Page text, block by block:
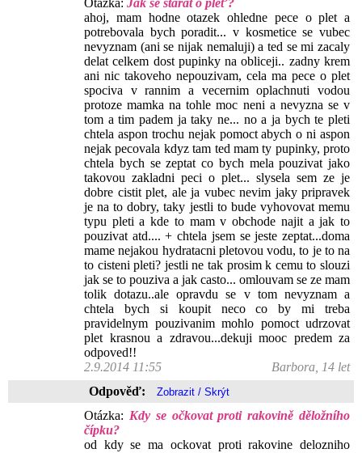
Otázka: Jak se starat o pleť?
ahoj, mam hodne otazek ohledne pece o plet a
potrebovala bych poradit... v kosmetice se vubec
nevyznam (ani se nijak nemaluji) a ted se mi zacaly
delat celkem dost pupinky na obliceji.. zadny krem
ani nic takoveho nepouzivam, cela ma pece o plet
spociva v rannim a vecernim oplachnuti vodou
protoze mamka na tohle moc neni a nevyzna se v
tom a tim padem ja taky ne... no a ja bych te pleti
chtela aspon trochu nejak pomoct abych o ni aspon
nejak pecovala kdyz tam ted mam ty pupinky, proto
chtela bych se zeptat co bych mela pouzivat jako
takovou zakladni peci o plet... slysela sem ze je
dobre cistit plet, ale ja vubec nevim jaky pripravek
je na to dobry, taky jestli to bude vyhovovat memu
typu pleti a kde to mam v obchode najit a jak to
pouzivat atd.... + chtela jsem se jeste zeptat...doma
mame nejakou hydratacni pletovou vodu, to je to na
to cisteni pleti? jestli ne tak prosim k cemu to slouzi
jak se to pouziva a jak casto... omlouvam se ze mam
tolik dotazu..ale opravdu se v tom nevyznam a
chtela bych si koupit neco co by mi treba
pravidelnym pouzivanim mohlo pomoct udrzovat
plet krasnou a zdravou...dekuji mooc predem za
odpoved!!
2.9.2014 11:55
Barbora, 14 let
Odpověď:
Otázka: Kdy se očkovat proti rakovině děložního
čípku?
od kdy se ma ockovat proti rakovine delozniho